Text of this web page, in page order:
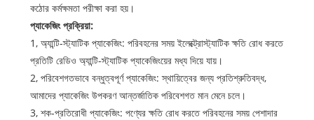
কঠোর কর্মক্ষমতা পরীক্ষা করা হয়।
প্যাকেজিং প্রক্রিয়া:
1, অ্যান্টি-স্ট্যাটিক প্যাকেজিং: পরিবহনের সময় ইলেক্ট্রোস্ট্যাটিক ক্ষতি রোধ করতে
প্রতিটি রেডিও অ্যান্টি-স্ট্যাটিক প্যাকেজিংয়ের মধ্য দিয়ে যায়।
2, পরিবেশগতভাবে বন্ধুত্বপূর্ণ প্যাকেজিং: স্থায়িত্বের জন্য প্রতিশ্রুতিবদ্ধ,
আমাদের প্যাকেজিং উপকরণ আন্তর্জাতিক পরিবেশগত মান মেনে চলে।
3, শক-প্রতিরোধী প্যাকেজিং: পণ্যের ক্ষতি রোধ করতে পরিবহনের সময় পেশাদার